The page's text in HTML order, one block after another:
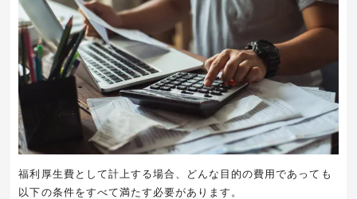
福利厚生費として計上する場合、どんな目的の費用であっても
以下の条件をすべて満たす必要があります。